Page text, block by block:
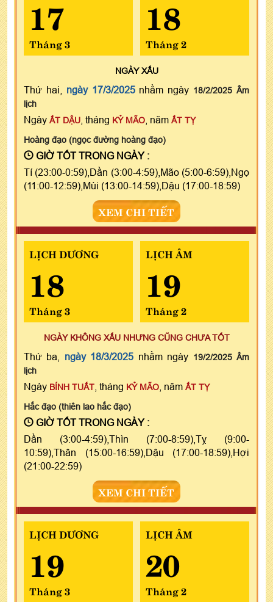
17
Tháng 3
18
Tháng 2
NGÀYXẤU
Thứ hai, ngày 17/3/2025nhằm ngày 18/2/2025 Âm
lịch
Ngày ẤT DẬU , tháng KỶ MÃO , năm ẤT TỴ
Hoàng đạo (ngọc đường hoàng đạo)
GIỜ TỐT TRONG NGÀY :
Tí (23:00-0:59),Dần (3:00-4:59),Mão (5:00-6:59),Ngọ
(11:00-12:59),Mùi (13:00-14:59),Dậu (17:00-18:59)
XEM CHI TIẾT
LỊCH DƯƠNG
18
Tháng 3
LỊCH ÂM
19
Tháng 2
NGÀY KHÔNG XẤU NHƯNG CŨNG CHƯA TỐT
Thứ ba, ngày 18/3/2025 nhằm ngày 19/2/2025 Âm
lịch
Ngày BÍNH TUẤT , tháng KỶ MÃO , năm ẤT TỴ
Hắc đạo (thiên lao hắc đạo)
GIỜ TỐT TRONG NGÀY :
Dần (3:00-4:59),Thìn (7:00-8:59),Tỵ (9:00-
10:59),Thân (15:00-16:59),Dậu (17:00-18:59),Hợi
(21:00-22:59)
XEM CHI TIẾT
LỊCH DƯƠNG
19
Tháng 3
LỊCH ÂM
20
Tháng 2